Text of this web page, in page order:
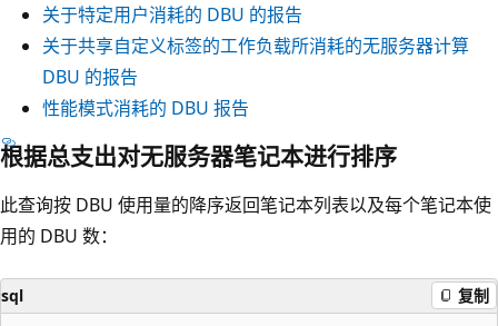
关于特定用户消耗的 DBU 的报告
关于共享自定义标签的工作负载所消耗的无服务器计算
DBU 的报告
性能模式消耗的 DBU 报告
根据总支出对无服务器笔记本进行排序
此查询按 DBU 使用量的降序返回笔记本列表以及每个笔记本使
用的 DBU 数：
sql 复制